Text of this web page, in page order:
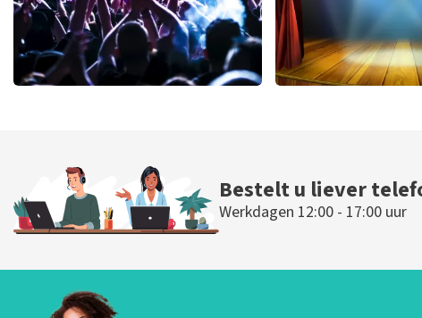
BESTEL NU
Bestelt u liever
Werkdagen 12:00 - 17:00 uur